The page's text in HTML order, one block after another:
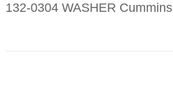
132-0304 WASHER Cummins